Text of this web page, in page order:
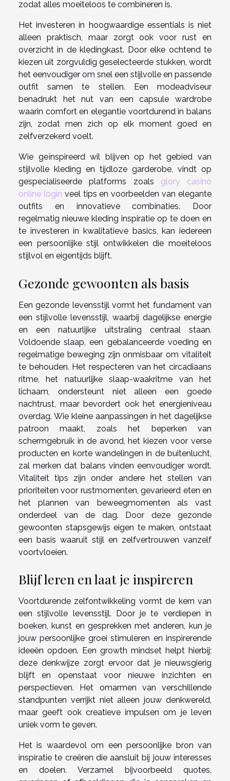
zodat alles moeiteloos te combineren is.
Het investeren in hoogwaardige essentials is niet
alleen praktisch, maar zorgt ook voor rust en
overzicht in de kledingkast. Door elke ochtend te
kiezen uit zorgvuldig geselecteerde stukken, wordt
het eenvoudiger om snel een stijlvolle en passende
outfit samen te stellen. Een modeadviseur
benadrukt het nut van een capsule wardrobe
waarin comfort en elegantie voortdurend in balans
zijn, zodat men zich op elk moment goed en
zelfverzekerd voelt.
Wie geïnspireerd wil blijven op het gebied van
stijlvolle kleding en tijdloze garderobe, vindt op
gespecialiseerde platforms zoals glory casino
online login veel tips en voorbeelden van elegante
outfits en innovatieve combinaties. Door
regelmatig nieuwe kleding inspiratie op te doen en
te investeren in kwalitatieve basics, kan iedereen
een persoonlijke stijl ontwikkelen die moeiteloos
stijlvol en eigentijds blijft.
Gezonde gewoonten als basis
Een gezonde levensstijl vormt het fundament van
een stijlvolle levensstijl, waarbij dagelijkse energie
en een natuurlijke uitstraling centraal staan.
Voldoende slaap, een gebalanceerde voeding en
regelmatige beweging zijn onmisbaar om vitaliteit
te behouden. Het respecteren van het circadiaans
ritme, het natuurlijke slaap-waakritme van het
lichaam, ondersteunt niet alleen een goede
nachtrust, maar bevordert ook het energieniveau
overdag. Wie kleine aanpassingen in het dagelijkse
patroon maakt, zoals het beperken van
schermgebruik in de avond, het kiezen voor verse
producten en korte wandelingen in de buitenlucht,
zal merken dat balans vinden eenvoudiger wordt.
Vitaliteit tips zijn onder andere het stellen van
prioriteiten voor rustmomenten, gevarieerd eten en
het plannen van beweegmomenten als vast
onderdeel van de dag. Door deze gezonde
gewoonten stapsgewijs eigen te maken, ontstaat
een basis waaruit stijl en zelfvertrouwen vanzelf
voortvloeien.
Blijf leren en laat je inspireren
Voortdurende zelfontwikkeling vormt de kern van
een stijlvolle levensstijl. Door je te verdiepen in
boeken, kunst en gesprekken met anderen, kun je
jouw persoonlijke groei stimuleren en inspirerende
ideeën opdoen. Een growth mindset helpt hierbij;
deze denkwijze zorgt ervoor dat je nieuwsgierig
blijft en openstaat voor nieuwe inzichten en
perspectieven. Het omarmen van verschillende
standpunten verrijkt niet alleen jouw denkwereld,
maar geeft ook creatieve impulsen om je leven
uniek vorm te geven.
Het is waardevol om een persoonlijke bron van
inspiratie te creëren die aansluit bij jouw interesses
en doelen. Verzamel bijvoorbeeld quotes,